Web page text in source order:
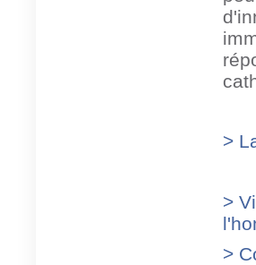
>
>
>